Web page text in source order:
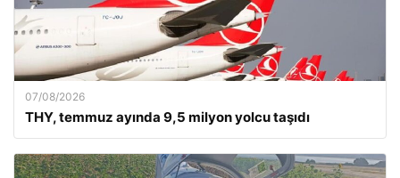
07/08/2026
THY, temmuz ayında 9,5 milyon yolcu taşıdı